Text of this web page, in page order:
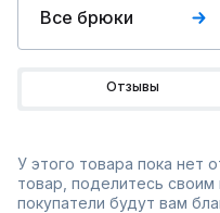
Все брюки
Отзывы
У этого товара пока нет
товар, поделитесь
покупатели будут вам